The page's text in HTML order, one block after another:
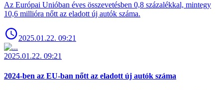
Az Európai Unióban éves összevetésben 0,8 százalékkal, mintegy
10,6 millióra nőtt az eladott új autók száma.
2025.01.22. 09:21
2025.01.22. 09:21
2024-ben az EU-ban nőtt az eladott új autók száma